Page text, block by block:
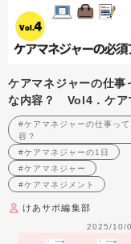
ケアマネジャーの仕事
な内容？ Vol4．ケア
ーの必須アイテム
#ケアマネジャーの仕事って
容？
#ケアマネジャーの1日
#ケアマネジャー
#ケアマネジメント
けあサポ編集部
2025/10/